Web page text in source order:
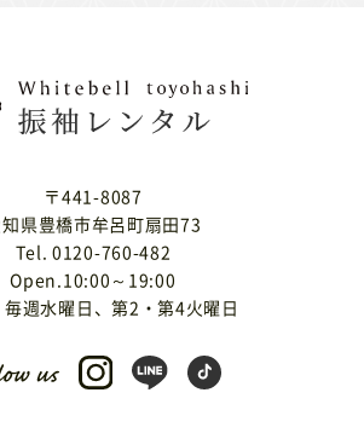
〒441-8087
県豊橋市牟呂町扇田73
Tel. 0120-760-482
Open.10:00～19:00
週水曜日、第2・第4火曜日